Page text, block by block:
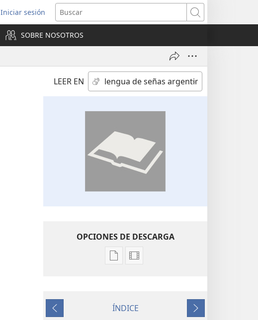
Iniciar sesión
(abre
una
nueva
ventana)
Buscar
SOBRE NOSOTROS
LEER EN
OPCIONES DE DESCARGA
Opciones
publicaciones
Opciones
grabaciones
ANTERIOR
ÍNDICE
SIGUIENTE